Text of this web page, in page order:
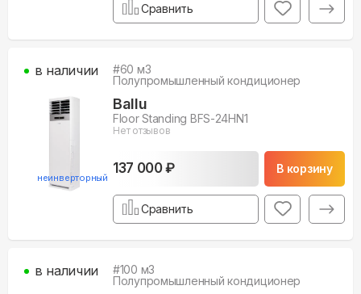
Сравнить
неинверторный
#60 м3
Полупромышленный кондиционер
Ballu
Floor Standing BFS-24HN1
Нет отзывов
137 000 ₽ В корзину
в наличии
Сравнить
#100 м3
Полупромышленный кондиционер
в наличии